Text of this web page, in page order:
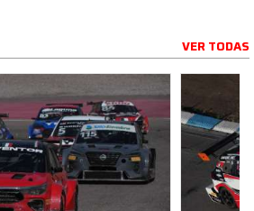
VER TODAS